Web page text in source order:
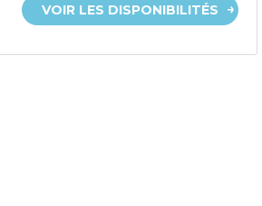
VOIR LES DISPONIBILITÉS